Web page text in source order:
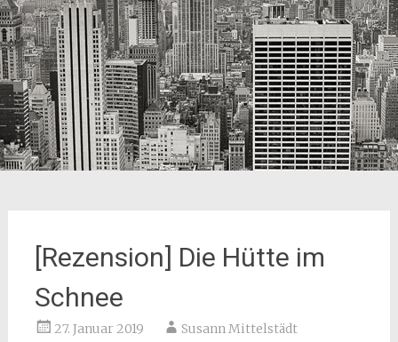
[Rezension] Die Hütte im
Schnee
27. Januar 2019 Susann Mittelstädt